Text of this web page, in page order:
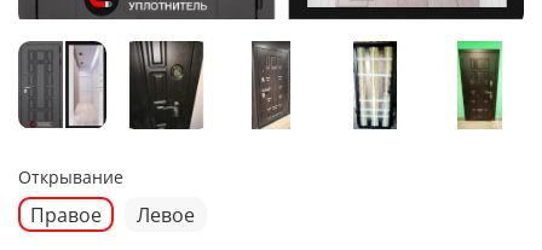
Открывание
Правое Левое